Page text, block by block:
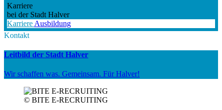
Karriere
bei der Stadt Halver
Karriere Ausbildung
Kontakt
Leitbild der Stadt Halver
Wir schaffen was. Gemeinsam. Für Halver!
© BITE E-RECRUITING